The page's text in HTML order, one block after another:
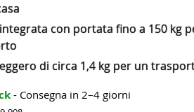
con portata fino a 150 kg
di circa 1,4 kg per un
- Consegna in 2–4 giorni